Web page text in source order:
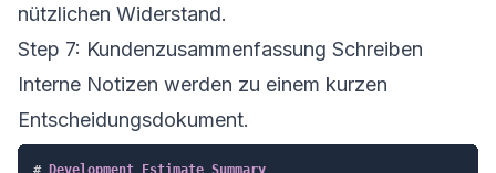
nützlichen Widerstand.
Step 7: Kundenzusammenfassung Schreiben
Interne Notizen werden zu einem kurzen
Entscheidungsdokument.
# Development Estimate Summary